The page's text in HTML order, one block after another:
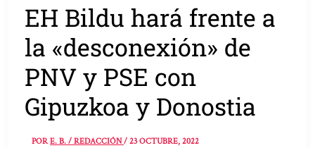
EH Bildu hará frente a
la «desconexión» de
PNV y PSE con
Gipuzkoa y Donostia
PORE. B. / REDACCIÓN/23 OCTUBRE, 2022